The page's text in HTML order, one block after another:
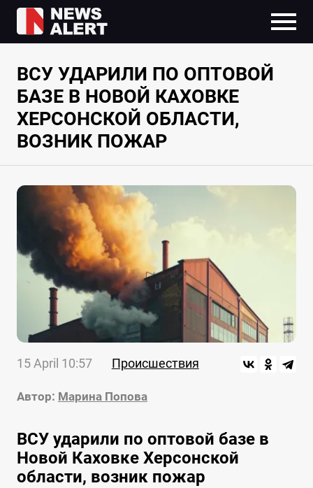
ВСУ УДАРИЛИ ПО ОПТОВОЙ
БАЗЕ В НОВОЙ КАХОВКЕ
ХЕРСОНСКОЙ ОБЛАСТИ,
ВОЗНИК ПОЖАР
15 April 10:57 Происшествия
Автор: Марина Попова
ВСУ ударили по оптовой базе в
Новой Каховке Херсонской
области, возник пожар